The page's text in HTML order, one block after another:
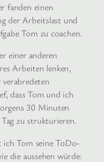
fanden einen
der Arbeitslast und
Tom zu coachen.
einer anderen
Arbeiten lenken,
dass Tom und ich
30 Minuten
zu strukturieren.
Tom seine ToDo-
die aussehen würde: